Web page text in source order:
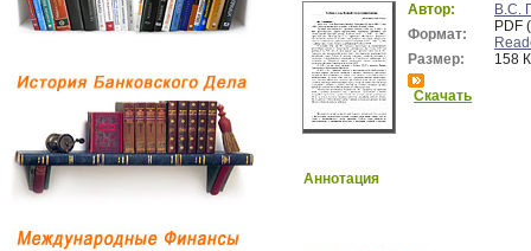
Автор:
В.С.
Формат:
PDF
Размер:
158
Скачать
Аннотация